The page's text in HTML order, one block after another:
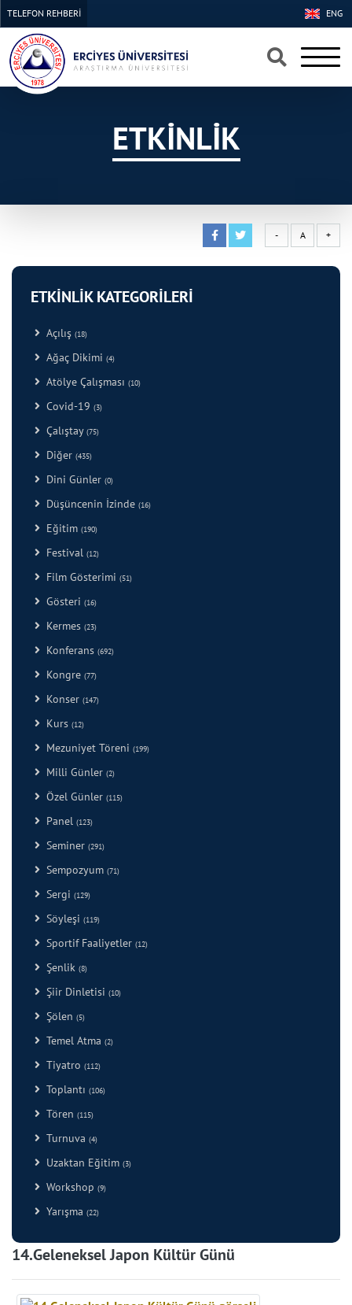
×
×
ENG
TELEFON REHBERİ
ETKİNLİK
- A +
ETKİNLİK KATEGORİLERİ
Açılış (18)
Ağaç Dikimi (4)
Atölye Çalışması (10)
Covid-19 (3)
Çalıştay (75)
Diğer (435)
Dini Günler (0)
Düşüncenin İzinde (16)
Eğitim (190)
Festival (12)
Film Gösterimi (51)
Gösteri (16)
Kermes (23)
Konferans (692)
Kongre (77)
Konser (147)
Kurs (12)
Mezuniyet Töreni (199)
Milli Günler (2)
Özel Günler (115)
Panel (123)
Seminer (291)
Sempozyum (71)
Sergi (129)
Söyleşi (119)
Sportif Faaliyetler (12)
Şenlik (8)
Şiir Dinletisi (10)
Şölen (5)
Temel Atma (2)
Tiyatro (112)
Toplantı (106)
Tören (115)
Turnuva (4)
Uzaktan Eğitim (3)
Workshop (9)
Yarışma (22)
14.Geleneksel Japon Kültür Günü